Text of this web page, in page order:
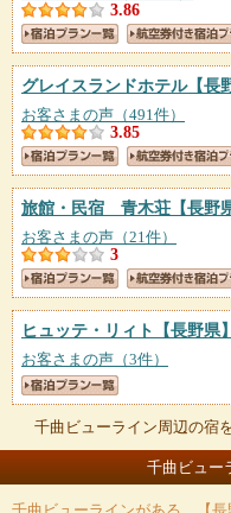
3.86
グレイスランドホテル【長
お客さまの声（491件）
3.85
旅館・民宿 青木荘 【長野
お客さまの声（21件）
3
ヒュッテ・リィト 【長野県】
お客さまの声（3件）
千曲ビューライン周辺の宿
千曲ビュー